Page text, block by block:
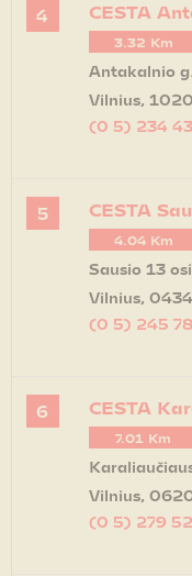
4 CESTA
3.32 Km
Antakalnio
Vilnius,
(0 5) 234
5 CESTA
4.04 Km
Sausio 13
Vilnius,
(0 5) 245
6 CESTA
7.01 Km
Vilnius,
(0 5) 279